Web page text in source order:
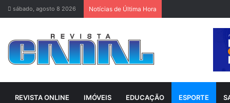
sábado, agosto 8 2026 Notícias de Última Hora
REVISTA ONLINE IMÓVEIS EDUCAÇÃO ESPORTE